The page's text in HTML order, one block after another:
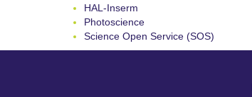
HAL-Inserm
Photoscience
Science Open Service (SOS)